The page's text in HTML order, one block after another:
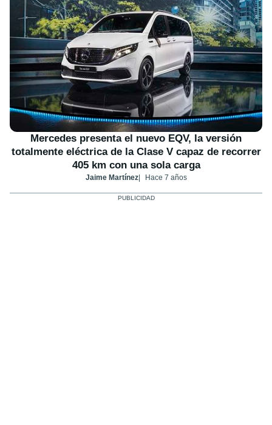
Mercedes presenta el nuevo EQV, la versión
totalmente eléctrica de la Clase V capaz de recorrer
405 km con una sola carga
Jaime Martínez Hace 7 años